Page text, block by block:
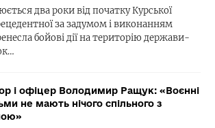
два роки від початку Курської
за задумом і виконанням
бойові дії на територію держави-
і офіцер Володимир Ращук: «Воєнні
не мають нічого спільного з